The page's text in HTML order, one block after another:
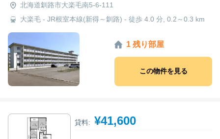
北海道釧路市大楽毛南5-6-111
大楽毛 - JR根室本線(新得～釧路) - 徒歩 4.0 分, 0.2～0.3 km
1 残り部屋
この物件を見る
貸料: ¥41,600